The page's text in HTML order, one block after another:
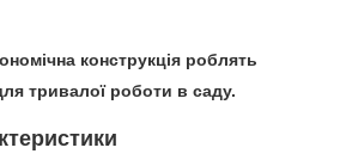
конструкція роблять
тривалої роботи в саду.